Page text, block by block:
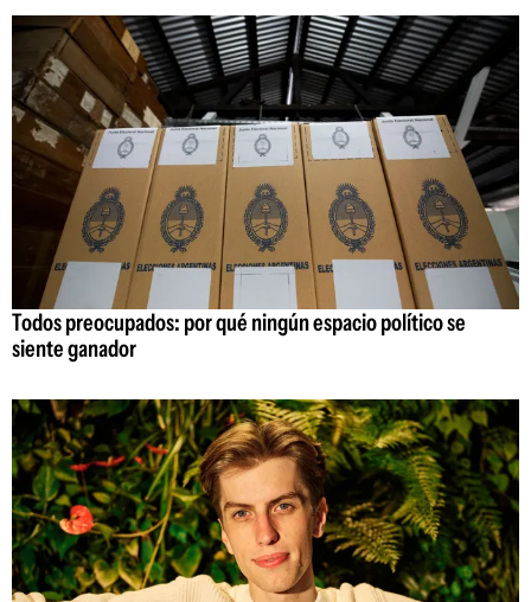
Todos preocupados: por qué ningún espacio político se
siente ganador